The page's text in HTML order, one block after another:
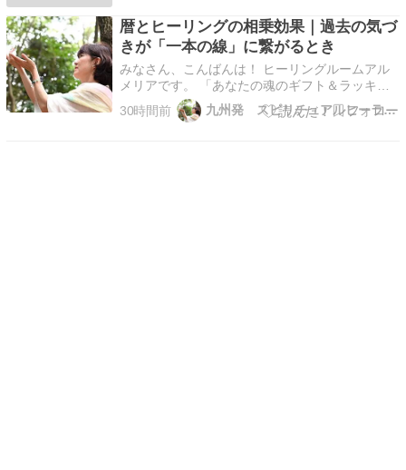
続ける原動力になっています。解析（予想）した
馬の連…
暦とヒーリングの相乗効果｜過去の気づ
きが「一本の線」に繋がるとき
みなさん、こんばんは！ ヒーリングルームアル
メリアです。 「あなたの魂のギフト＆ラッキー
カラー」モニター通話セッション8月のモニター
枠は残り1枠です とにかく楽しいセッションで
30時間前 九州発 スピリチュアルヒーラー 松 純子